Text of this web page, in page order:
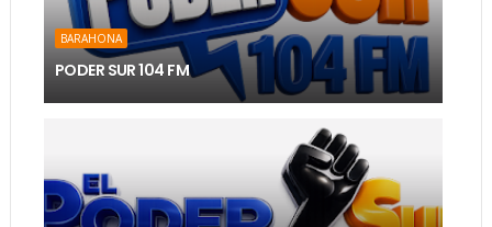
BARAHONA
PODER SUR 104 FM